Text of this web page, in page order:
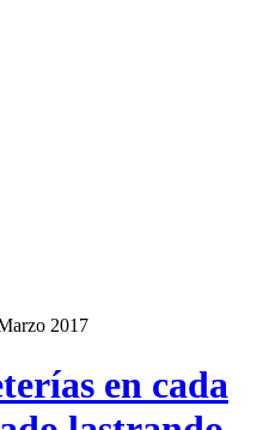
2017
en cada